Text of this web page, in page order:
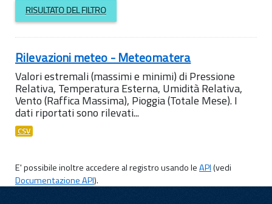
RISULTATO DEL FILTRO
Rilevazioni meteo - Meteomatera
Valori estremali (massimi e minimi) di Pressione
Relativa, Temperatura Esterna, Umidità Relativa,
Vento (Raffica Massima), Pioggia (Totale Mese). I
dati riportati sono rilevati...
CSV
E' possibile inoltre accedere al registro usando leAPI(vedi
Documentazione API).